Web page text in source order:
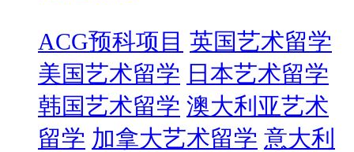
ACG预科项目 英国艺术留学
美国艺术留学 日本艺术留学
韩国艺术留学 澳大利亚艺术
留学 加拿大艺术留学 意大利